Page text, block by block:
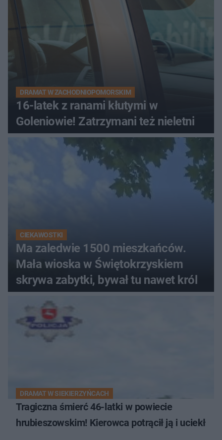
DRAMAT W ZACHODNIOPOMORSKIM
16-latek z ranami kłutymi w
Goleniowie! Zatrzymani też nieletni
CIEKAWOSTKI
Ma zaledwie 1500 mieszkańców.
Mała wioska w Świętokrzyskiem
skrywa zabytki, bywał tu nawet król
DRAMAT W SIEKIERZYŃCACH
Tragiczna śmierć 46-latki w powiecie
hrubieszowskim! Kierowca potrącił ją i uciekł